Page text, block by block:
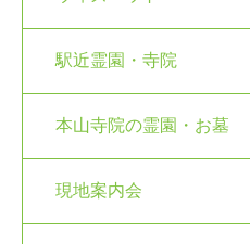
駅近霊園・寺院
本山寺院の霊園・お墓
現地案内会